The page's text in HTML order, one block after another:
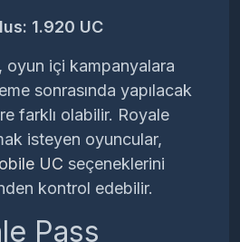
1.920 UC
oyun içi kampanyalara
sonrasında yapılacak
farklı olabilir. Royale
isteyen oyuncular,
UC seçeneklerini
kontrol edebilir.
Pass